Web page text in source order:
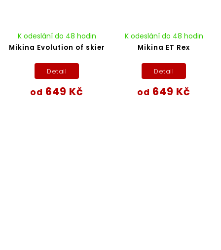
Mikina Evolution of skier
K odeslání do 48 hodin
od 649 Kč
Detail
Mikina ET Rex
K odeslání do 48 hodin
od 649 Kč
Detail